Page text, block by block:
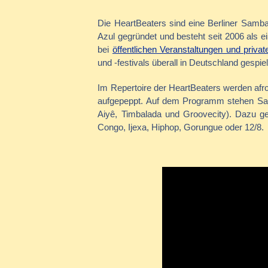
Die HeartBeaters sind eine Berliner
Azul gegründet und besteht seit 2006 als
bei öffentlichen Veranstaltungen und
und -festivals überall in Deutschland
Im Repertoire der HeartBeaters werden
aufgepeppt. Auf dem Programm stehen
Aiyê, Timbalada und Groovecity). Dazu
Congo, Ijexa, Hiphop, Gorungue oder 12/8.